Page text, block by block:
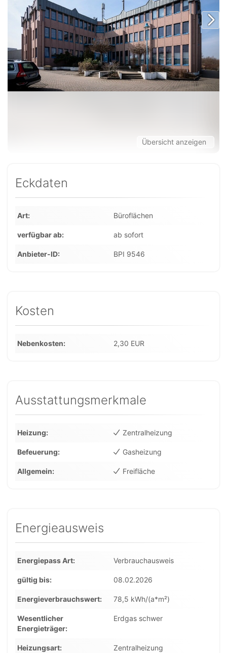
Übersicht anzeigen
Eckdaten
Art Büroflächen
verfügbar ab ab sofort
Anbieter-ID BPI 9546
Kosten
Nebenkosten 2,30 EUR
Ausstattungsmerkmale
Heizung Zentralheizung
Befeuerung Gasheizung
Allgemein Freifläche
Energieausweis
Energiepass Art Verbrauchausweis
gültig bis 08.02.2026
Energieverbrauchswert 78,5 kWh/(a*m²)
Wesentlicher
Energieträger
Erdgas schwer
Heizungsart Zentralheizung